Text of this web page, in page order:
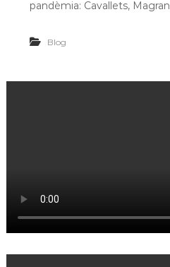
pandèmia: Cavallets,
Blog